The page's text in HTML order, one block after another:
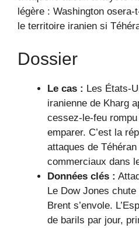
légère : Washington
le territoire iranien si
Dossier
Le cas : Les États-
iranienne de Kharg
cessez-le-feu rompu
emparer. C’est la
attaques de
commerciaux dans
Données clés :
Le Dow Jones
Brent s’envole.
de barils par jour,